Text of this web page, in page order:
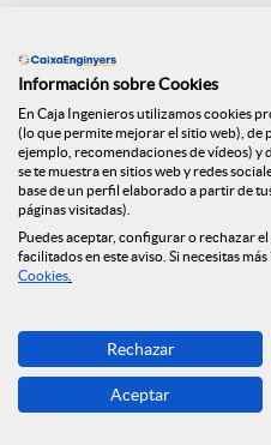
e
d
e
s
S
Caja de
firma un
el Colegio
de
Con este
de los Fondos Next
Información sobre Cookies
En Caja Ingenieros utilizamos cookies
(lo que permite mejorar el sitio web),
ejemplo, recomendaciones de vídeos)
se te muestra en sitios web y redes
base de un perfil elaborado a partir de
páginas visitadas).
Puedes aceptar, configurar o rechazar
facilitados en este aviso. Si necesitas
Cookies
Rechazar
Aceptar